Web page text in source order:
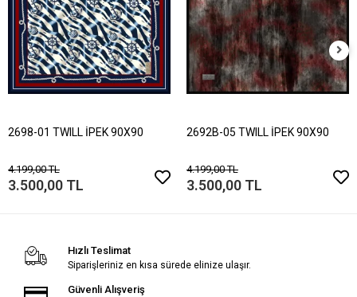
2698-01 TWILL İPEK 90X90
4.199,00 TL
3.500,00 TL
2692B-05 TWILL İPEK 90X90
4.199,00 TL
3.500,00 TL
Hızlı Teslimat
Siparişleriniz en kısa sürede elinize ulaşır.
Güvenli Alışveriş